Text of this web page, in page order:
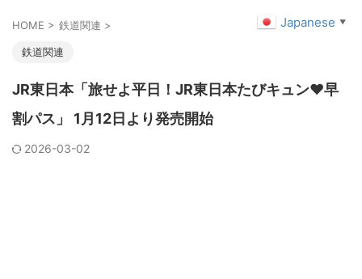
HOME > 鉄道関連 >
鉄道関連
JR東日本「旅せよ平日！JR東日本たびキュン♥早
割パス」 1月12日より発売開始
2026-03-02
Japanese ▼